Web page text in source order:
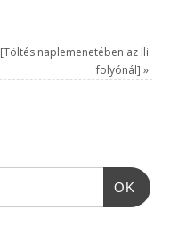
[Töltés naplemenetében az Ili
folyónál] »
OK